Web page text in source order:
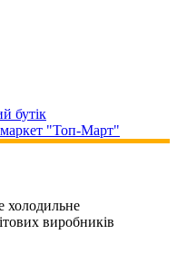
бутік
"Топ-Март"
холодильне
виробників